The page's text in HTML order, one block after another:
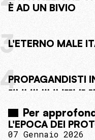
È AD UN BIVIO
3L'ETERNO MALE
4PROPAGANDISTI
Per
L'EPOCA DEI
07 Gennaio 2026